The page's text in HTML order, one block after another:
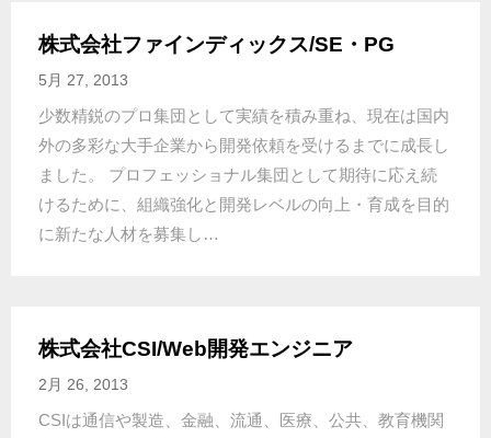
株式会社ファインディックス/SE・PG
5月 27, 2013
少数精鋭のプロ集団として実績を積み重ね、現在は国内
外の多彩な大手企業から開発依頼を受けるまでに成長し
ました。 プロフェッショナル集団として期待に応え続
けるために、組織強化と開発レベルの向上・育成を目的
に新たな人材を募集し…
株式会社CSI/Web開発エンジニア
2月 26, 2013
CSIは通信や製造、金融、流通、医療、公共、教育機関